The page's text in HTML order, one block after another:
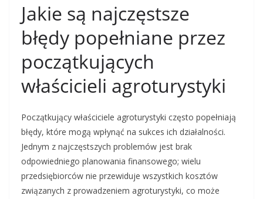
Jakie są najczęstsze
błędy popełniane przez
początkujących
właścicieli agroturystyki
Początkujący właściciele agroturystyki często popełniają
błędy, które mogą wpłynąć na sukces ich działalności.
Jednym z najczęstszych problemów jest brak
odpowiedniego planowania finansowego; wielu
przedsiębiorców nie przewiduje wszystkich kosztów
związanych z prowadzeniem agroturystyki, co może